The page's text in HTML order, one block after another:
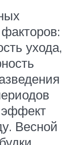
ухода,
эффект
Весной